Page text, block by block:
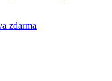
zdarma